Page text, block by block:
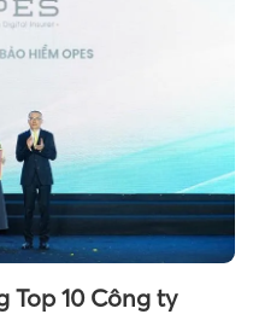
Top 10 Công ty